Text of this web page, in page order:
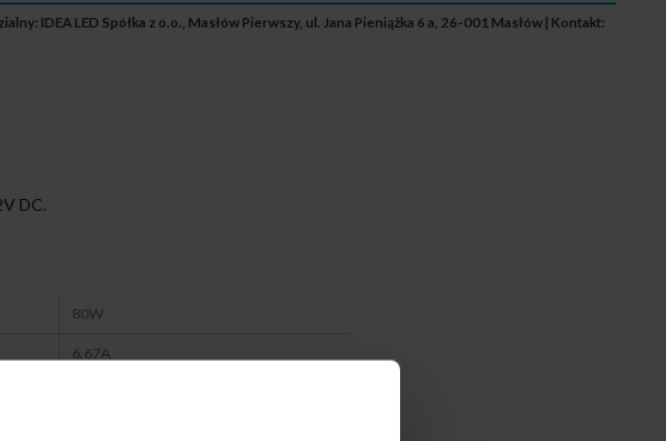
IDEA LED Spółka z o.o., Masłów Pierwszy, ul. Jana Pieniążka 6 a, 26-001 Masłów | Kontakt:
DC.
80W
6.67A